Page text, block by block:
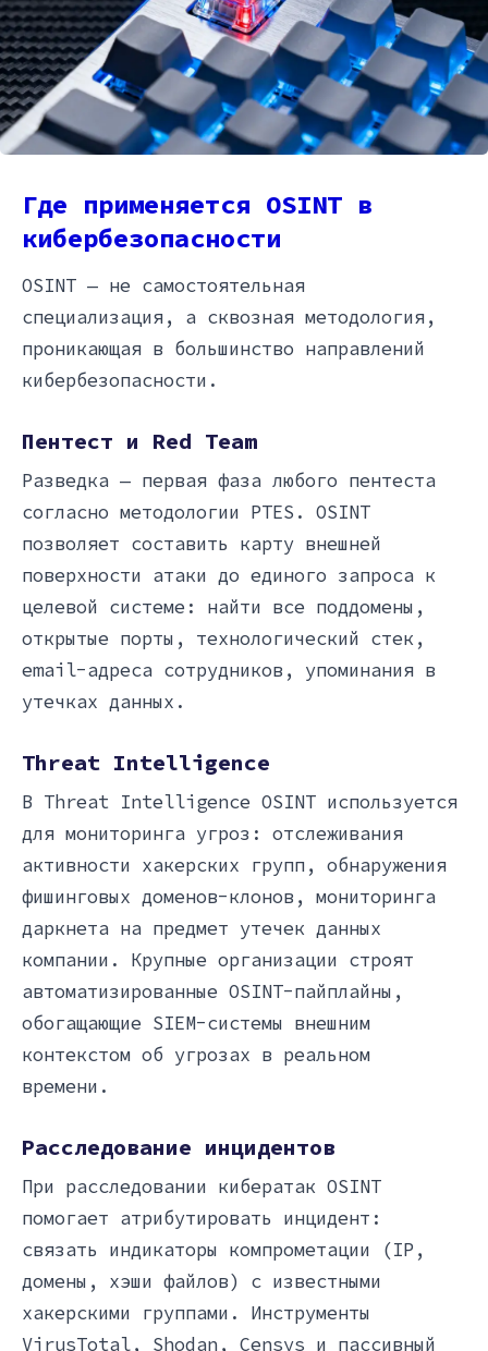
Где применяется OSINT в
кибербезопасности
OSINT — не самостоятельная
специализация, а сквозная методология,
проникающая в большинство направлений
кибербезопасности.
Пентест и Red Team
Разведка — первая фаза любого пентеста
согласно методологии PTES. OSINT
позволяет составить карту внешней
поверхности атаки до единого запроса к
целевой системе: найти все поддомены,
открытые порты, технологический стек,
email-адреса сотрудников, упоминания в
утечках данных.
Threat Intelligence
В Threat Intelligence OSINT используется
для мониторинга угроз: отслеживания
активности хакерских групп, обнаружения
фишинговых доменов-клонов, мониторинга
даркнета на предмет утечек данных
компании. Крупные организации строят
автоматизированные OSINT-пайплайны,
обогащающие SIEM-системы внешним
контекстом об угрозах в реальном
времени.
Расследование инцидентов
При расследовании кибератак OSINT
помогает атрибутировать инцидент:
связать индикаторы компрометации (IP,
домены, хэши файлов) с известными
хакерскими группами. Инструменты
VirusTotal, Shodan, Censys и пассивный